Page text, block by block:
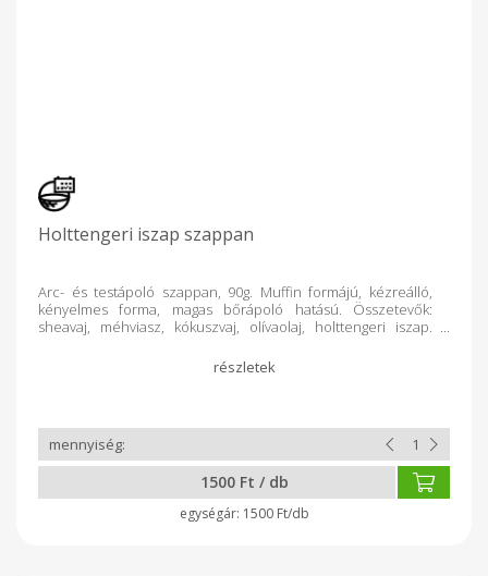
Holttengeri iszap szappan
Arc- és testápoló szappan, 90g. Muffin formájú, kézreálló,
kényelmes forma, magas bőrápoló hatású. Összetevők:
sheavaj, méhviasz, kókuszvaj, olívaolaj, holttengeri iszap.
ásványi anyag tartalma táplálja,feszesíti,élénkíti a bőrt.
1500 Ft / db
1500 Ft/db